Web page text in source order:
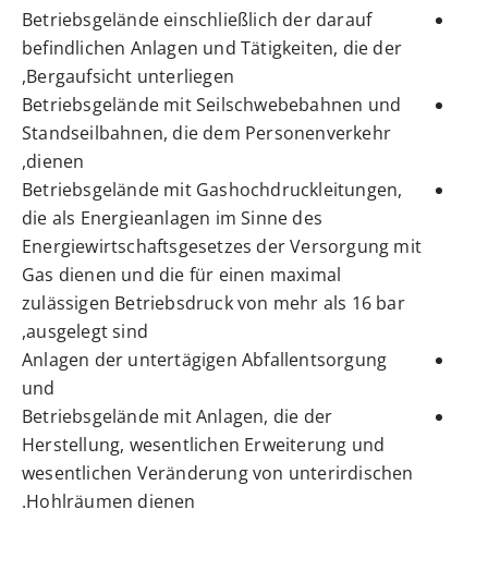
Betriebsgelände einschließlich der darauf
befindlichen Anlagen und Tätigkeiten, die der
Bergaufsicht unterliegen,
Betriebsgelände mit Seilschwebebahnen und
Standseilbahnen, die dem Personenverkehr
dienen,
Betriebsgelände mit Gashochdruckleitungen,
die als Energieanlagen im Sinne des
Energiewirtschaftsgesetzes der Versorgung mit
Gas dienen und die für einen maximal
zulässigen Betriebsdruck von mehr als 16 bar
ausgelegt sind,
Anlagen der untertägigen Abfallentsorgung
und
Betriebsgelände mit Anlagen, die der
Herstellung, wesentlichen Erweiterung und
wesentlichen Veränderung von unterirdischen
Hohlräumen dienen.